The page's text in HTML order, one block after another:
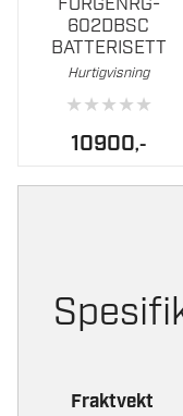
602DBSC
BATTERISETT
Hurtigvisning
★★★★★
10900,-
Fraktvekt